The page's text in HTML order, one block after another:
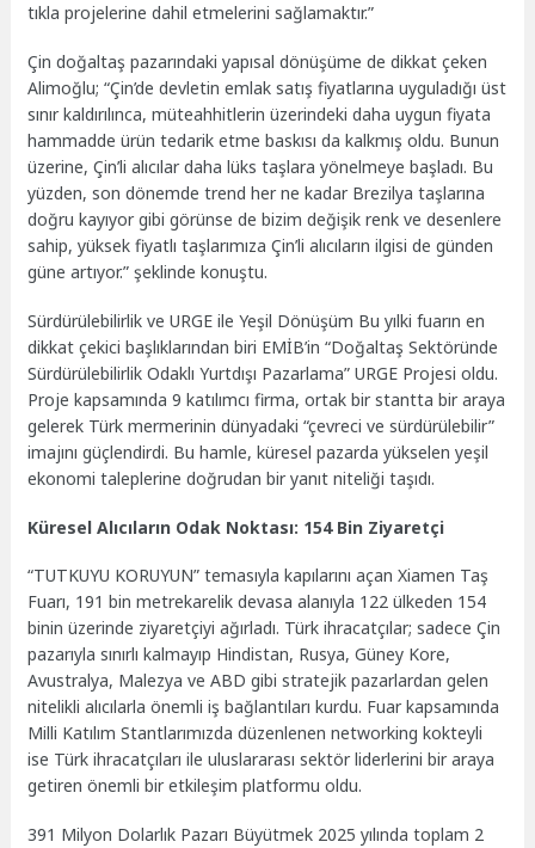
tıkla projelerine dahil etmelerini sağlamaktır.”
Çin doğaltaş pazarındaki yapısal dönüşüme de dikkat çeken
Alimoğlu; “Çin’de devletin emlak satış fiyatlarına uyguladığı üst
sınır kaldırılınca, müteahhitlerin üzerindeki daha uygun fiyata
hammadde ürün tedarik etme baskısı da kalkmış oldu. Bunun
üzerine, Çin’li alıcılar daha lüks taşlara yönelmeye başladı. Bu
yüzden, son dönemde trend her ne kadar Brezilya taşlarına
doğru kayıyor gibi görünse de bizim değişik renk ve desenlere
sahip, yüksek fiyatlı taşlarımıza Çin’li alıcıların ilgisi de günden
güne artıyor.” şeklinde konuştu.
Sürdürülebilirlik ve URGE ile Yeşil Dönüşüm Bu yılki fuarın en
dikkat çekici başlıklarından biri EMİB’in “Doğaltaş Sektöründe
Sürdürülebilirlik Odaklı Yurtdışı Pazarlama” URGE Projesi oldu.
Proje kapsamında 9 katılımcı firma, ortak bir stantta bir araya
gelerek Türk mermerinin dünyadaki “çevreci ve sürdürülebilir”
imajını güçlendirdi. Bu hamle, küresel pazarda yükselen yeşil
ekonomi taleplerine doğrudan bir yanıt niteliği taşıdı.
Küresel Alıcıların Odak Noktası: 154 Bin Ziyaretçi
“TUTKUYU KORUYUN” temasıyla kapılarını açan Xiamen Taş
Fuarı, 191 bin metrekarelik devasa alanıyla 122 ülkeden 154
binin üzerinde ziyaretçiyi ağırladı. Türk ihracatçılar; sadece Çin
pazarıyla sınırlı kalmayıp Hindistan, Rusya, Güney Kore,
Avustralya, Malezya ve ABD gibi stratejik pazarlardan gelen
nitelikli alıcılarla önemli iş bağlantıları kurdu. Fuar kapsamında
Milli Katılım Stantlarımızda düzenlenen networking kokteyli
ise Türk ihracatçıları ile uluslararası sektör liderlerini bir araya
getiren önemli bir etkileşim platformu oldu.
391 Milyon Dolarlık Pazarı Büyütmek 2025 yılında toplam 2